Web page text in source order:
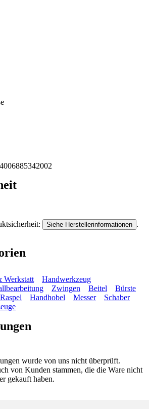
Siehe Herstellerinformationen .
Werkstatt
Handwerkzeug
Zwingen Beitel
Bürste
Handhobel Messer
Schaber
wurde von uns nicht überprüft.
von Kunden stammen, die die Ware nicht
gekauft haben.